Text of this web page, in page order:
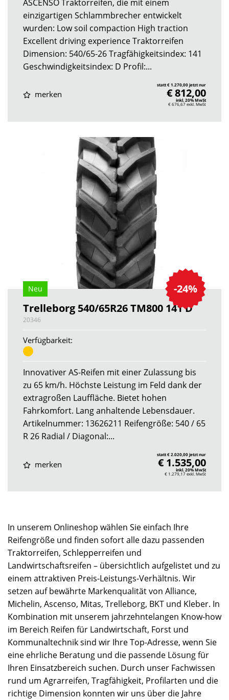
ASCENSO Traktorreifen, die mit einem
einzigartigen Schlammbrecher entwickelt
wurden: Low soil compaction High traction
Excellent driving experience Traktorreifen
Dimension: 540/65-26 Tragfähigkeitsindex: 141
Geschwindigkeitsindex: D Profil:...
merken
statt € 1.270,00 jetzt nur
€ 812,00
inkl. 20% MwSt
€ 676,67exkl. MwSt
-24%
Neu
Trelleborg 540/65R26 TM800 141 D
20346
Verfügbarkeit:
Innovativer AS-Reifen mit einer Zulassung bis
zu 65 km/h. Höchste Leistung im Feld dank der
extragroßen Lauffläche. Bietet hohen
Fahrkomfort. Lang anhaltende Lebensdauer.
Artikelnummer: 13626211 Reifengröße: 540 / 65
R 26 Radial / Diagonal:...
merken
statt € 2.020,00 jetzt nur
€ 1.535,00
inkl. 20% MwSt
€ 1.279,17exkl. MwSt
In unserem Onlineshop wählen Sie einfach Ihre
Reifengröße und finden sofort alle dazu passenden
Traktorreifen, Schlepperreifen und
Landwirtschaftsreifen – übersichtlich aufgelistet und zu
einem attraktiven Preis-Leistungs-Verhältnis. Wir
setzen auf bewährte Markenqualität von Alliance,
Michelin, Ascenso, Mitas, Trelleborg, BKT und Kleber. In
Kombination mit unserem jahrzehntelangen Know-how
im Bereich Reifen für Landwirtschaft, Forst und
Kommunaltechnik sind wir Ihre Top-Adresse, wenn Sie
eine ehrliche Beratung und die passende Lösung für
Ihren Einsatzbereich suchen. Durch unser Fachwissen
rund um Agrarreifen, Tragfähigkeit, Profilarten und die
richtige Dimension konnten wir uns über die Jahre